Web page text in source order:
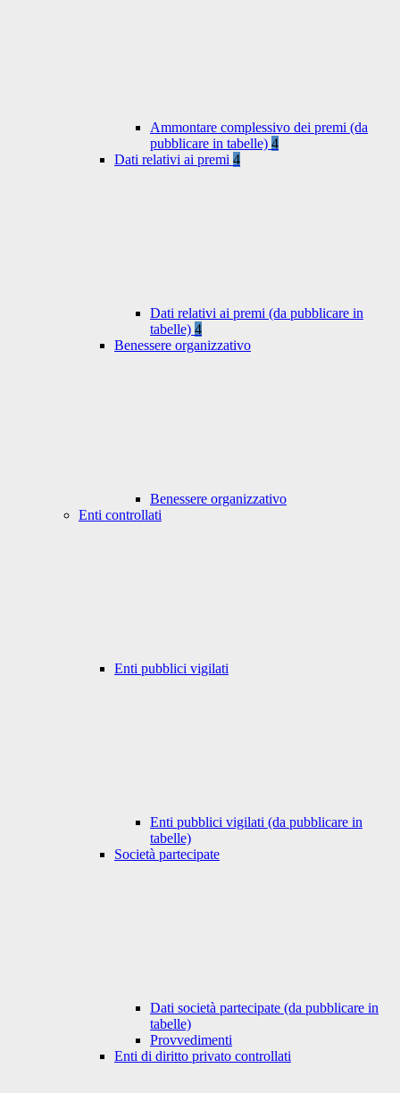
Ammontare complessivo dei premi (da
pubblicare in tabelle) 4
Dati relativi ai premi 4
Dati relativi ai premi (da pubblicare in
tabelle) 4
Benessere organizzativo
Benessere organizzativo
Enti controllati
Enti pubblici vigilati
Enti pubblici vigilati (da pubblicare in
tabelle)
Società partecipate
Dati società partecipate (da pubblicare in
tabelle)
Provvedimenti
Enti di diritto privato controllati